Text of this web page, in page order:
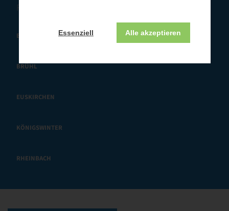
Essenziell Alle akzeptieren
Fragen haben, melden Sie sich gerne bei uns.
BONN
BRÜHL
EUSKIRCHEN
KÖNIGSWINTER
RHEINBACH